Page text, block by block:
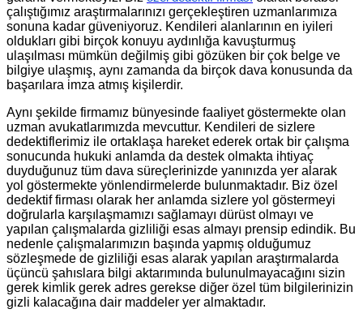
çalıştığımız araştırmalarınızı gerçekleştiren uzmanlarımıza
sonuna kadar güveniyoruz. Kendileri alanlarının en iyileri
oldukları gibi birçok konuyu aydınlığa kavuşturmuş
ulaşılması mümkün değilmiş gibi gözüken bir çok belge ve
bilgiye ulaşmış, aynı zamanda da birçok dava konusunda da
başarılara imza atmış kişilerdir.
Aynı şekilde firmamız bünyesinde faaliyet göstermekte olan
uzman avukatlarımızda mevcuttur. Kendileri de sizlere
dedektiflerimiz ile ortaklaşa hareket ederek ortak bir çalışma
sonucunda hukuki anlamda da destek olmakta ihtiyaç
duyduğunuz tüm dava süreçlerinizde yanınızda yer alarak
yol göstermekte yönlendirmelerde bulunmaktadır. Biz özel
dedektif firması olarak her anlamda sizlere yol göstermeyi
doğrularla karşılaşmamızı sağlamayı dürüst olmayı ve
yapılan çalışmalarda gizliliği esas almayı prensip edindik. Bu
nedenle çalışmalarımızın başında yapmış olduğumuz
sözleşmede de gizliliği esas alarak yapılan araştırmalarda
üçüncü şahıslara bilgi aktarımında bulunulmayacağını sizin
gerek kimlik gerek adres gerekse diğer özel tüm bilgilerinizin
gizli kalacağına dair maddeler yer almaktadır.